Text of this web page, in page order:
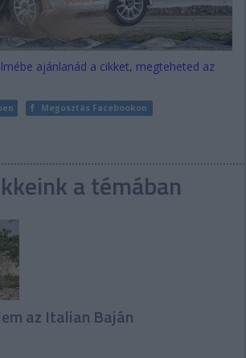
ajánlanád a cikket, megteheted az
Megosztás Facebookon
a témában
az Italian Baján